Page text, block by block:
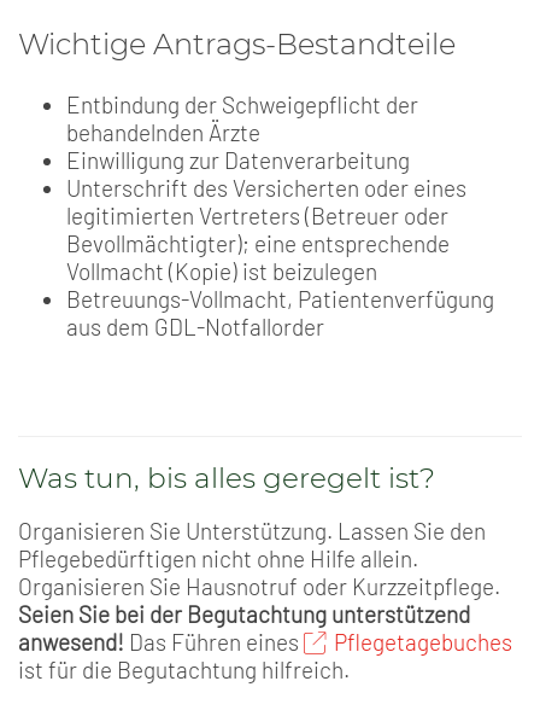
Wichtige Antrags-Bestandteile
Entbindung der Schweigepflicht der
behandelnden Ärzte
Einwilligung zur Datenverarbeitung
Unterschrift des Versicherten oder eines
legitimierten Vertreters (Betreuer oder
Bevollmächtigter); eine entsprechende
Vollmacht (Kopie) ist beizulegen
Betreuungs-Vollmacht, Patientenverfügung
aus dem GDL-Notfallorder
Was tun, bis alles geregelt ist?
Organisieren Sie Unterstützung. Lassen Sie den
Pflegebedürftigen nicht ohne Hilfe allein.
Organisieren Sie Hausnotruf oder Kurzzeitpflege.
Seien Sie bei der Begutachtung unterstützend
anwesend! Das Führen eines
Pflegetagebuches
ist für die Begutachtung hilfreich.